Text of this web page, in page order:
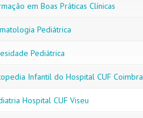
em Boas Práticas Clínicas
Pediátrica
Pediátrica
Infantil do Hospital CUF Coimbra
Hospital CUF Viseu